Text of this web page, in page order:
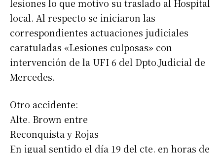
lesiones lo que motivo su traslado al Hospital
local. Al respecto se iniciaron las
correspondientes actuaciones judiciales
caratuladas «Lesiones culposas» con
intervención de la UFI 6 del Dpto.Judicial de
Mercedes.
Otro accidente:
Alte. Brown entre
Reconquista y Rojas
En igual sentido el día 19 del cte. en horas de